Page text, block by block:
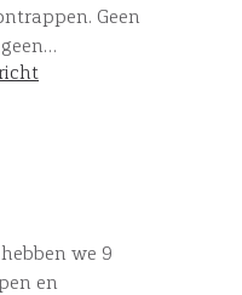
Geen
de
geeft dit
Meer bij
we 9
en